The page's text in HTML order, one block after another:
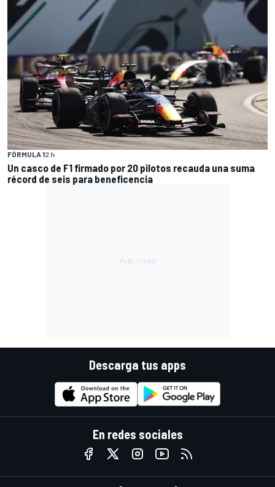
FÓRMULA 12 h
Un casco de F1 firmado por 20 pilotos recauda una suma
récord de seis para beneficencia
Descarga tus apps
En redes sociales